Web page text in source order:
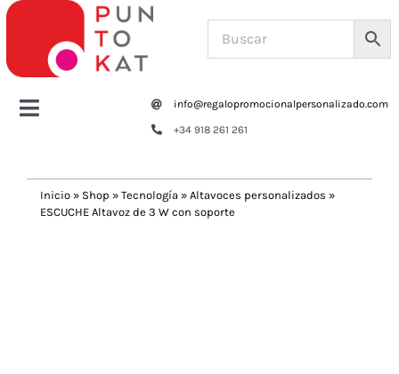
Saltar
contenido
Toggle
Tazas y botellas
info@regalopromocionalpersonalizado.com
+34 918 261 261
Inicio » Shop » Tecnología » Altavoces personalizados »
ESCUCHE Altavoz de 3 W con soporte